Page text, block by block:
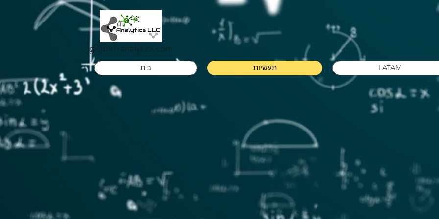
g2@a1-analytics.com
בית תעשיות LATAM